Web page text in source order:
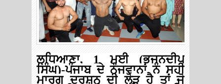
ਲੁਧਿਆਣਾ, 1ਮਈ(ਭਜਨਦੀਪ
ਸਿੰਘ)-ਪੰਜਾਬ ਦੇ ਨੌਜਵਾਨਾਂ ਨੂੰ ਸਹੀ
ਮਾਰਗ ਦਰਸ਼ਨ ਦੀ ਲੋੜ ਹੈ ਤਾਂ ਜੋ